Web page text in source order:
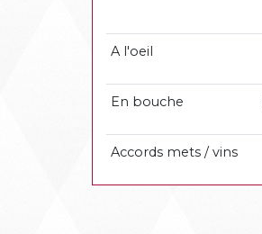
A l'oeil
En bouche
Accords mets / vins